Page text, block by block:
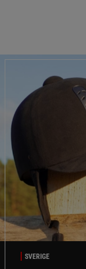
SVERIGE